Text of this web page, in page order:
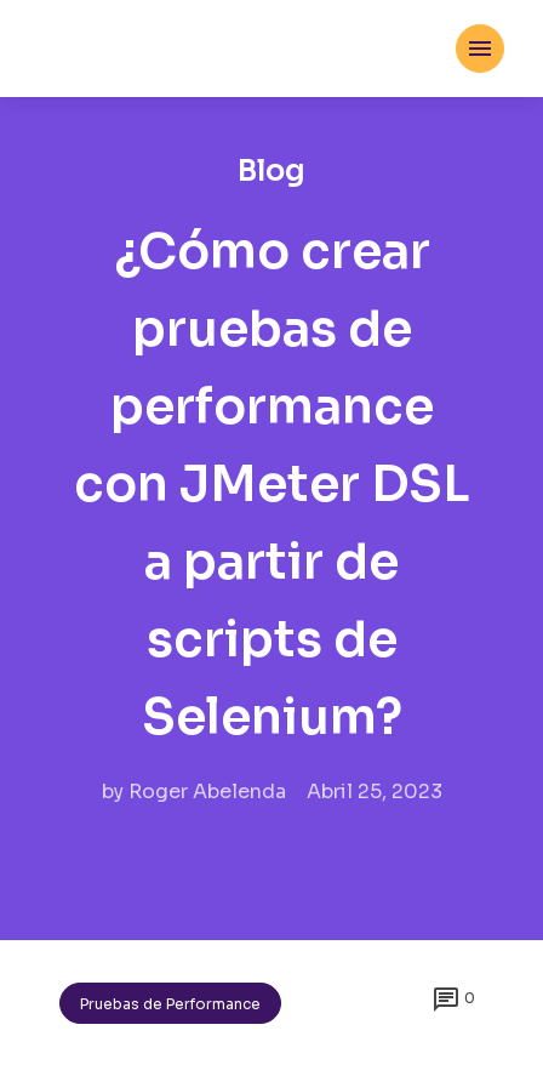

Blog
¿Cómo crear
pruebas de
performance
con JMeter DSL
a partir de
scripts de
Selenium?
by Roger Abelenda Abril 25, 2023
Pruebas de Performance  0